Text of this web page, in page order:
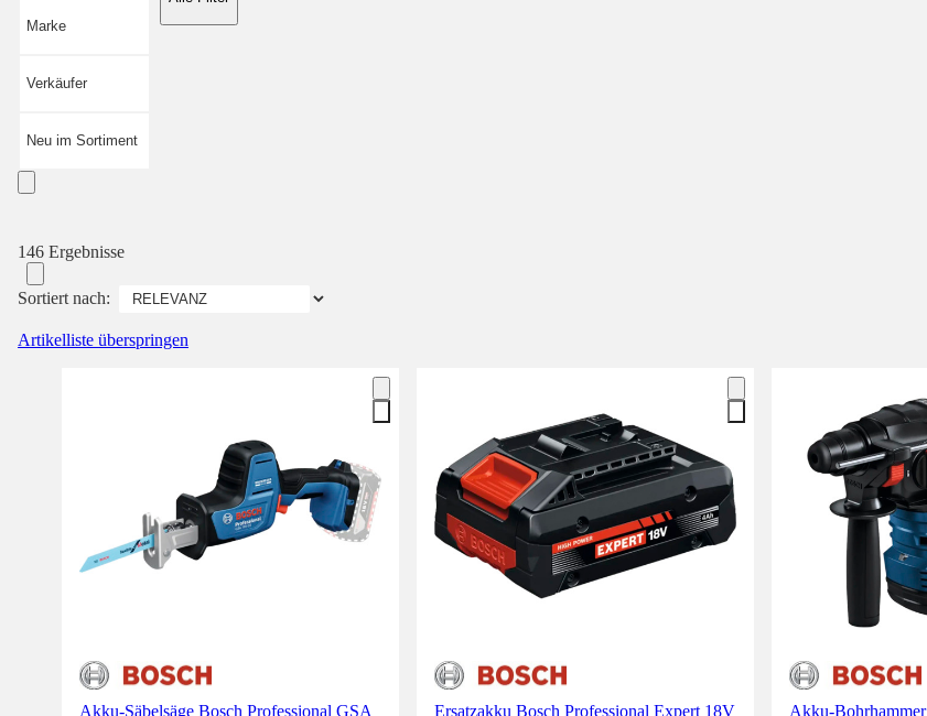
Marke
Verkäufer
Neu im Sortiment
146 Ergebnisse
Sortiert nach:
Artikelliste überspringen
Akku-Säbelsäge Bosch Professional GSA
Ersatzakku Bosch Professional Expert 18V
Akku-